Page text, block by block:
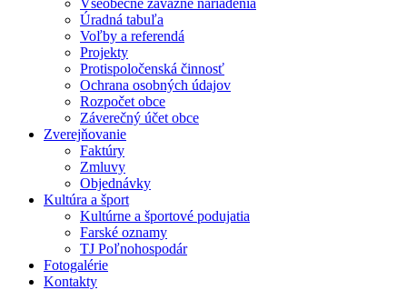
Všeobecne záväzné nariadenia
Úradná tabuľa
Voľby a referendá
Projekty
Protispoločenská činnosť
Ochrana osobných údajov
Rozpočet obce
Záverečný účet obce
Zverejňovanie
Faktúry
Zmluvy
Objednávky
Kultúra a šport
Kultúrne a športové podujatia
Farské oznamy
TJ Poľnohospodár
Fotogalérie
Kontakty